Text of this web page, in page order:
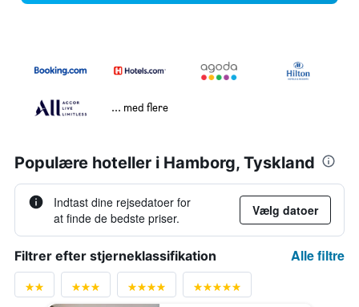
... med flere
Populære hoteller i Hamborg, Tyskland
Indtast dine rejsedatoer for
at finde de bedste priser.
Vælg datoer
Filtrer efter stjerneklassifikation Alle filtre